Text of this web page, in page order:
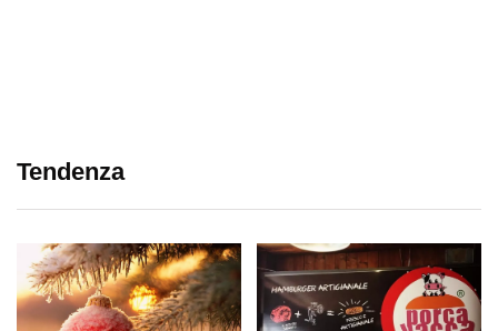
Tendenza